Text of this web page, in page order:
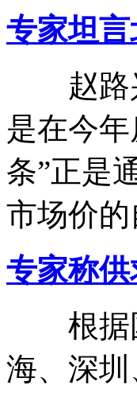
专家坦
赵路兴
是在今
条”正是
市场价
专家称
根据国
海、深